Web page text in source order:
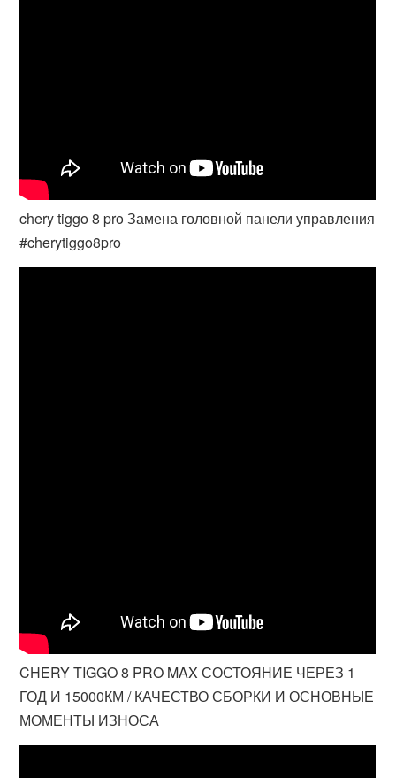
chery tiggo 8 pro Замена головной панели управления
#cherytiggo8pro
CHERY TIGGO 8 PRO MAX СОСТОЯНИЕ ЧЕРЕЗ 1
ГОД И 15000КМ / КАЧЕСТВО СБОРКИ И ОСНОВНЫЕ
МОМЕНТЫ ИЗНОСА